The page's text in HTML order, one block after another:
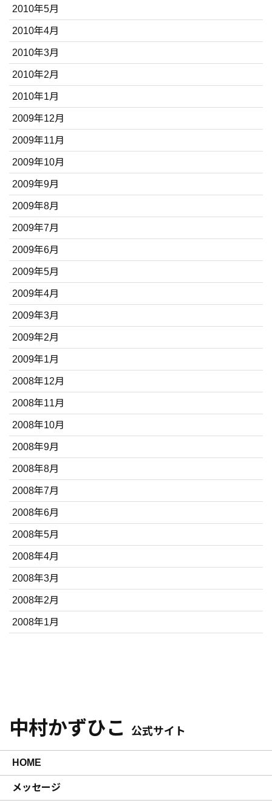
2010年5月
2010年4月
2010年3月
2010年2月
2010年1月
2009年12月
2009年11月
2009年10月
2009年9月
2009年8月
2009年7月
2009年6月
2009年5月
2009年4月
2009年3月
2009年2月
2009年1月
2008年12月
2008年11月
2008年10月
2008年9月
2008年8月
2008年7月
2008年6月
2008年5月
2008年4月
2008年3月
2008年2月
2008年1月
中村かずひこ 公式サイト
HOME
メッセージ